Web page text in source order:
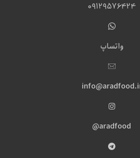
09129576424
واتساپ
aradfood@